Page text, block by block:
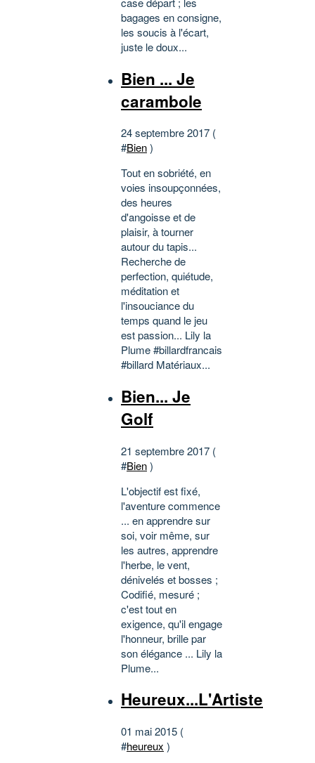
bagages en consigne,
les soucis à l'écart,
juste le doux...
Bien ... Je
carambole
24 septembre 2017 (
#Bien)
Tout en sobriété, en
voies insoupçonnées,
des heures
d'angoisse et de
plaisir, à tourner
autour du tapis...
Recherche de
perfection, quiétude,
méditation et
l'insouciance du
temps quand le jeu
est passion... Lily la
Plume #billardfrancais
#billard Matériaux...
Bien... Je
Golf
21 septembre 2017 (
#Bien)
L'objectif est fixé,
l'aventure commence
... en apprendre sur
soi, voir même, sur
les autres, apprendre
l'herbe, le vent,
dénivelés et bosses ;
Codifié, mesuré ;
c'est tout en
exigence, qu'il engage
l'honneur, brille par
son élégance ... Lily la
Plume...
Heureux...L'Artiste
01 mai 2015 (
#heureux )